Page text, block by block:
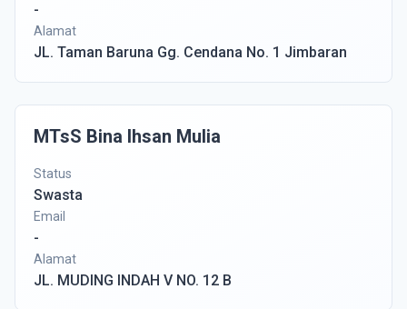
-
Alamat
JL. Taman Baruna Gg. Cendana No. 1 Jimbaran
MTsS Bina Ihsan Mulia
Status
Swasta
Email
-
Alamat
JL. MUDING INDAH V NO. 12 B